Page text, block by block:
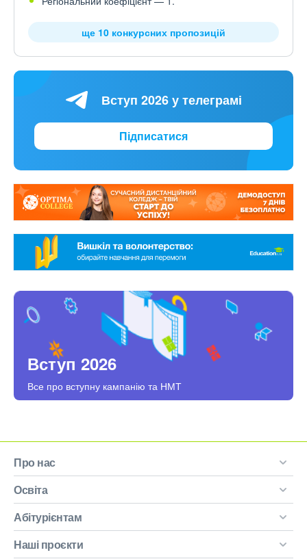
ще 10 конкурсних пропозицій
Вступ 2026 у телеграмі
Підписатися
Вступ 2026
Все про вступну кампанію та НМТ
Про нас
Освіта
Абітурієнтам
Наші проєкти